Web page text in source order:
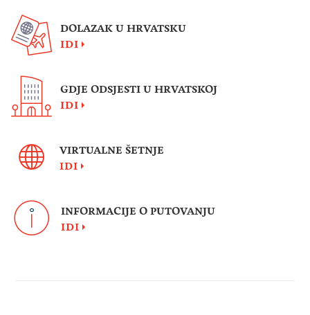
DOLAZAK U HRVATSKU
IDI
GDJE ODSJESTI U HRVATSKOJ
IDI
VIRTUALNE ŠETNJE
IDI
INFORMACIJE O PUTOVANJU
IDI